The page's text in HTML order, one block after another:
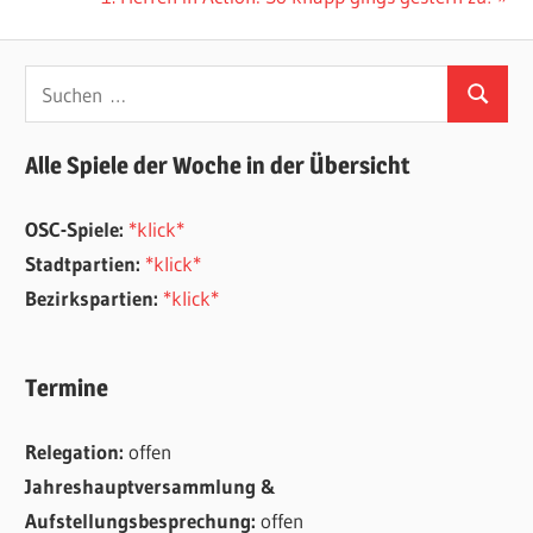
nach:
Suchen
Alle Spiele der Woche in der Übersicht
OSC-Spiele: *klick*
Stadtpartien: *klick*
Bezirkspartien: *klick*
Termine
Relegation:offen
Jahreshauptversammlung &
Aufstellungsbesprechung:offen